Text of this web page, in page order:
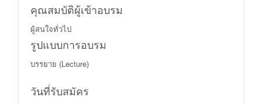
คุณสมบัติผู้เข้าอบรม
ผู้สนใจทั่วไป
รูปแบบการอบรม
บรรยาย (Lecture)
วันที่รับสมัคร